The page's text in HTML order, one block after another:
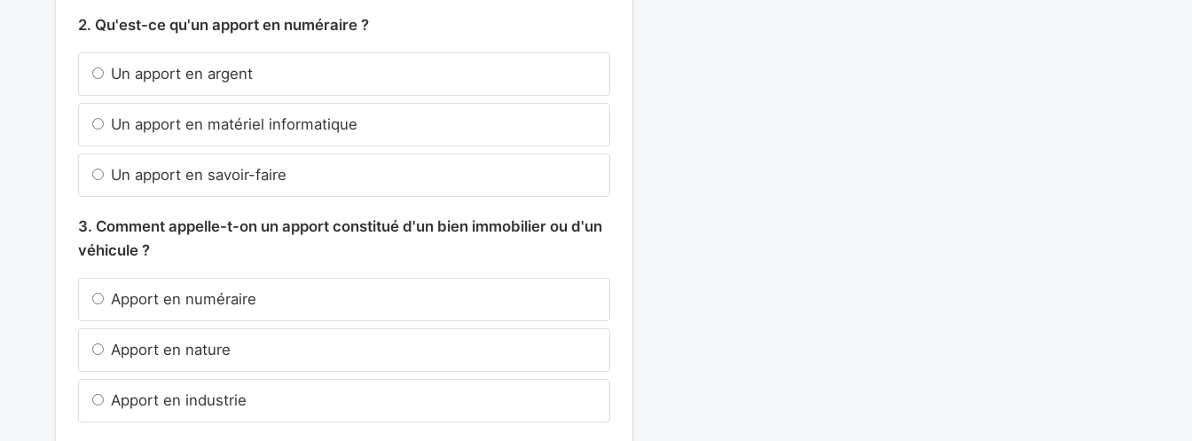
2. Qu'est-ce qu'un apport en numéraire ?
Un apport en argent
Un apport en matériel informatique
Un apport en savoir-faire
3. Comment appelle-t-on un apport constitué d'un bien immobilier ou d'un
véhicule ?
Apport en numéraire
Apport en nature
Apport en industrie